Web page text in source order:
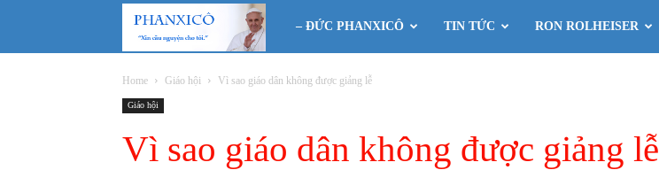
Phanxicô
– ĐỨC PHANXICÔ TIN TỨC RON ROLHEISER
Home Giáo hội Vì sao giáo dân không được giảng lễ
Giáo hội
Vì sao giáo dân không được giảng lễ